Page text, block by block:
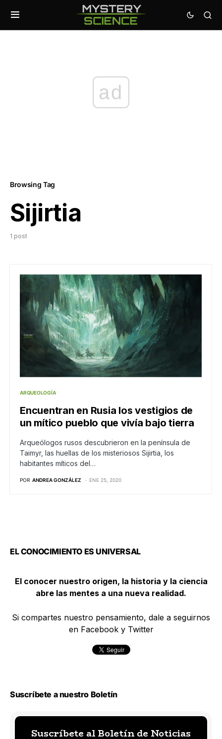
ad
Browsing Tag
Sijirtia
1 post
ARQUEOLOGÍA
Encuentran en Rusia los vestigios de
un mítico pueblo que vivía bajo tierra
Arqueólogos rusos descubrieron en la península de
Taimyr, las huellas de los misteriosos Sijirtia, los
habitantes míticos del…
POR ANDREA GONZÁLEZ ENE 25, 2020
EL CONOCIMIENTO ES UNIVERSAL
El conocer nuestro origen, la historia y la ciencia
abre las mentes a una nueva realidad.
Si compartes nuestro pensamiento, dale a seguirnos
en Facebook y Twitter
Suscríbete a nuestro Boletín
Suscríbete al Boletín de Noticias